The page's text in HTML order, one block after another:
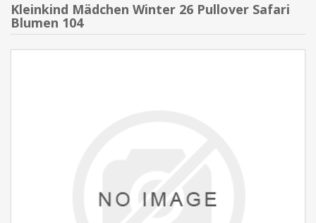
Kleinkind Mädchen Winter 26 Pullover Safari
Blumen 104